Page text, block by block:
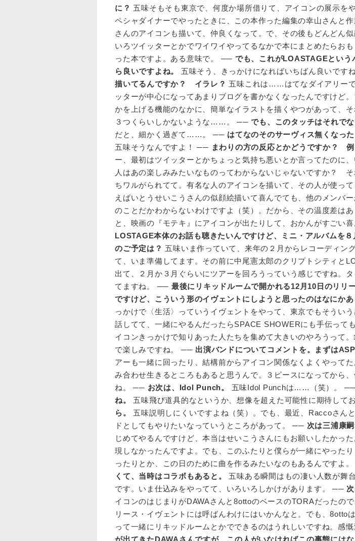
に？ 五味そもそも東京で、何度か場所借りて、アイコンの展示を
ペシャダイナーでやったときに、この本作った編集の幸山さんと
さんのアイコンも描いて、仲良くなって。で、その後もどんどん
いろツイッターとかでワイワイやってるなかで本にまとめたらお
った本ですよ。ある意味で。 ── でも、これがLOASTAGEという
ら良いですよね。
五味そう、きっかけになればいちばん良いです
描いてるんですか？ イラレ？ 五味これは……はてなダイアリー
ッターが中心になってあまりブログを書かなくなったんですけど
かを上げる機能のなかに、簡単なイラストを描くやつがあって、
３つくらいしかないような……。 ──でも、このタッチはそれでな
だと、細かく過ぎて……。 ── はてなのそのサーヴィス無くなっ
五味そうなんですよ！ ── まわりの方の反応とかどうですか？ 例
ー、最初はツイッターとかちょっと気持ち悪いとか言ってたのに
人はあの楽しみみたいなものってわからないじゃないですか？
ちワルがられてて。有名な人のアイコンを描いて、その人が使っ
えばいとうせいこうさんの似顔絵描いて喜んでても、他のメンバ
のことだかわからないわけですよ（笑）。だから、その温度差は
と、映画の『モテキ』にアイコンが出たりして、おかんがすごい
LOSTAGE本体のお話も聴きたいんですけど、ミニ・アルバムを
のご予定は？ 五味いま作っていて、来年の２月からレコーディン
て、いま準備してます。その前に中尾憲太郎のクリプトシティと
出て、２月か３月ぐらいにツアーを回ろうっていう感じですね。
てますね。 ── 最後にリキッドルームで開かれる12月10日のリリ
ですけど、こういう形のイヴェントにしようと思ったのはなにかあ
っかけで〈生活〉っていうイヴェントをやって、東京でもそうい
話してて、一緒にやるんだったらSPACE SHOWERにも手伝って
イコンきっかけで知りあった人たちを集めて大きいのやろうって
で楽しみですね。 ── 出演バンドについてコメントを。まずは
アーも一緒に回ったり、結構前からアイコン関係なくよくやって
み合わせ生きるところもあると思うんで。３ピースになってから
ね。 ── お次は、Idol Punch。 五味Idol Punchは……（笑）。 ──
ね。
五味飛び道具的なというか、想像を超えた可能性に期待し
ら。
五味説明しにくいですよね（笑）。でも、最近、Raccoさん
ドとしてもやりたいなっていうところがあって。 ── 次は三浦康
じめてやるんですけど、本当はせいこうさんにもお願いしたかっ
現しなかったんですよ。でも、このふたりと僕らが一緒にやった
ったりとか、この日のために曲を作るみたいなのもあるんですよ
くて、当時はコラボもあると。
五味ある瞬間はもの凄い人数が舞
です。いま仕込みをやってて、いろいろしかけがあります。 ──
イコンのはじまりがDAWAさんと8ottoのベースのTORAだったの
リース・イヴェントには呼ばんわけにはいかんなと。でも、8otto
って一緒にリキッドルームとかでできるのはうれしいですね。感
が出てきたDAWAさんですが、この人がいなければこの事態にはな